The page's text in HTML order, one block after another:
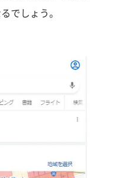
でしょう。